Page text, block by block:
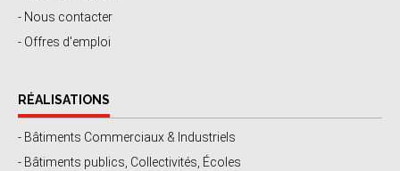
- Nous contacter
- Offres d'emploi
RÉALISATIONS
- Bâtiments Commerciaux & Industriels
- Bâtiments publics, Collectivités, Écoles